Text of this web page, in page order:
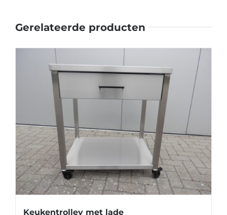
Gerelateerde producten
Keukentrolley met lade